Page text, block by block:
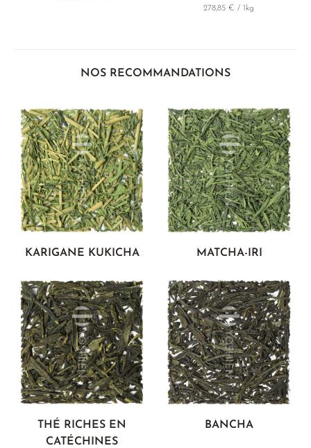
278,85 € / 1kg
NOS RECOMMANDATIONS
KARIGANE KUKICHA MATCHA-IRI
THÉ RICHES EN
CATÉCHINES
BANCHA